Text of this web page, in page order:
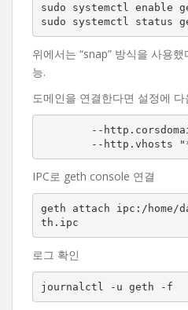
sudo systemctl enable
sudo systemctl status
위에서는 “snap” 방식을 사용
능.
도메인을 연결한다면 설정에
--http.vhosts
IPC로 geth console 연결
geth attach ipc:/home/
th.ipc
로그 확인
journalctl -u geth -f